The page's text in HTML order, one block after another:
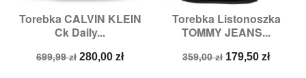
Torebka CALVIN KLEIN
Ck Daily...
Cena
699,99 zł Cena
280,00 zł
Torebka Listonoszka
TOMMY JEANS...
Cena
359,00 zł Cena
179,50 zł